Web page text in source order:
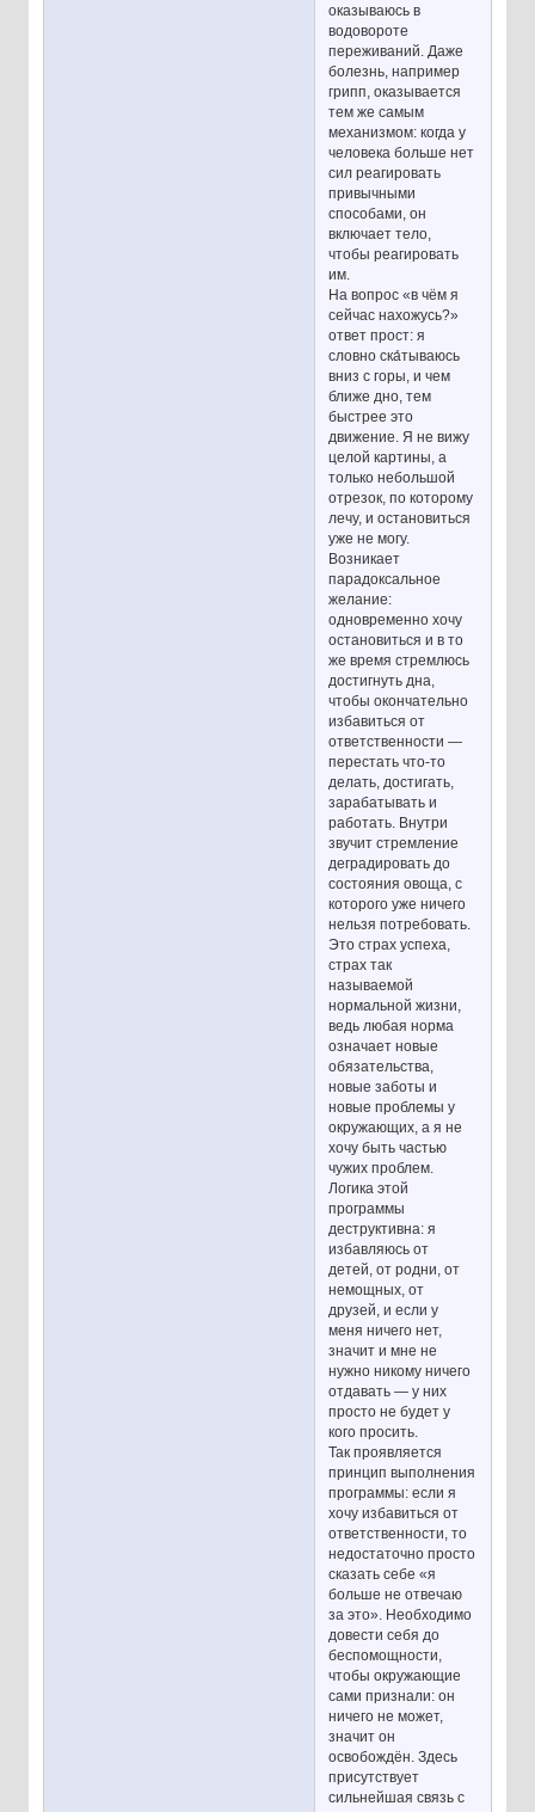
оказываюсь в
водовороте
переживаний. Даже
болезнь, например
грипп, оказывается
тем же самым
механизмом: когда у
человека больше нет
сил реагировать
привычными
способами, он
включает тело,
чтобы реагировать
им.
На вопрос «в чём я
сейчас нахожусь?»
ответ прост: я
словно ска́тываюсь
вниз с горы, и чем
ближе дно, тем
быстрее это
движение. Я не вижу
целой картины, а
только небольшой
отрезок, по которому
лечу, и остановиться
уже не могу.
Возникает
парадоксальное
желание:
одновременно хочу
остановиться и в то
же время стремлюсь
достигнуть дна,
чтобы окончательно
избавиться от
ответственности —
перестать что-то
делать, достигать,
зарабатывать и
работать. Внутри
звучит стремление
деградировать до
состояния овоща, с
которого уже ничего
нельзя потребовать.
Это страх успеха,
страх так
называемой
нормальной жизни,
ведь любая норма
означает новые
обязательства,
новые заботы и
новые проблемы у
окружающих, а я не
хочу быть частью
чужих проблем.
Логика этой
программы
деструктивна: я
избавляюсь от
детей, от родни, от
немощных, от
друзей, и если у
меня ничего нет,
значит и мне не
нужно никому ничего
отдавать — у них
просто не будет у
кого просить.
Так проявляется
принцип выполнения
программы: если я
хочу избавиться от
ответственности, то
недостаточно просто
сказать себе «я
больше не отвечаю
за это». Необходимо
довести себя до
беспомощности,
чтобы окружающие
сами признали: он
ничего не может,
значит он
освобождён. Здесь
присутствует
сильнейшая связь с